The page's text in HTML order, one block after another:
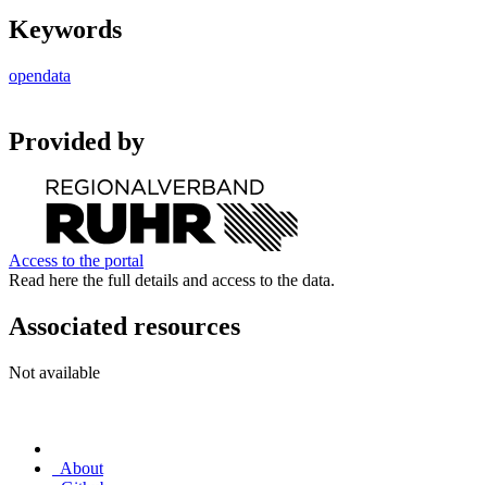
Keywords
opendata
Provided by
Access to the portal
Read here the full details and access to the data.
Associated resources
Not available
About